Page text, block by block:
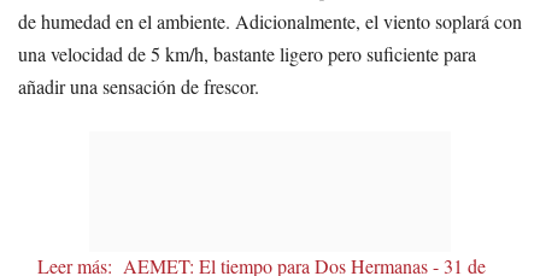
de humedad en el ambiente. Adicionalmente, el viento soplará con
una velocidad de 5 km/h, bastante ligero pero suficiente para
añadir una sensación de frescor.
Leer más: AEMET: El tiempo para Dos Hermanas - 31 de